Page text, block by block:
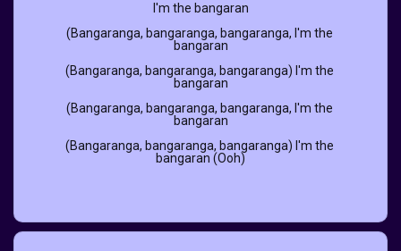
I'm the bangaran
(Bangaranga, bangaranga, bangaranga, I'm the
bangaran
(Bangaranga, bangaranga, bangaranga) I'm the
bangaran
(Bangaranga, bangaranga, bangaranga, I'm the
bangaran
(Bangaranga, bangaranga, bangaranga) I'm the
bangarаn (Ooh)